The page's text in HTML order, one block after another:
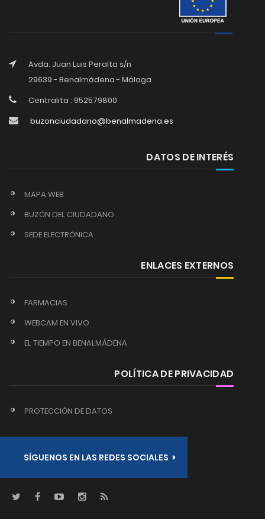
Avda. Juan Luis Peralta s/n
29639 - Benalmádena - Málaga
Centralita : 952579800
buzonciudadano@benalmadena.es
DATOS DE INTERÉS
MAPA WEB
BUZÓN DEL CIUDADANO
SEDE ELECTRÓNICA
ENLACES EXTERNOS
FARMACIAS
WEBCAM EN VIVO
EL TIEMPO EN BENALMÁDENA
POLÍTICA DE PRIVACIDAD
PROTECCIÓN DE DATOS
SÍGUENOS EN LAS REDES SOCIALES